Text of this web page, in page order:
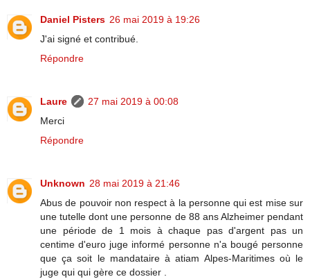
Daniel Pisters 26 mai 2019 à 19:26
J'ai signé et contribué.
Répondre
Laure
27 mai 2019 à 00:08
Merci
Répondre
Unknown 28 mai 2019 à 21:46
Abus de pouvoir non respect à la personne qui est mise sur
une tutelle dont une personne de 88 ans Alzheimer pendant
une période de 1 mois à chaque pas d'argent pas un
centime d'euro juge informé personne n'a bougé personne
que ça soit le mandataire à atiam Alpes-Maritimes où le
juge qui qui gère ce dossier .